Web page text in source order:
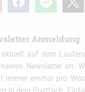
Anmeldung
auf dem
Newsletter an.
immer einmal pro